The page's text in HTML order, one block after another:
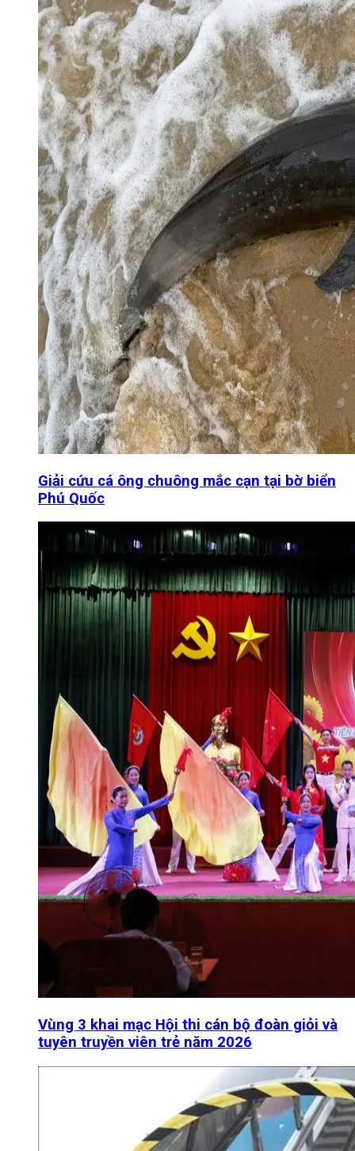
Giải cứu cá ông chuông mắc cạn tại bờ biển
Phú Quốc
Vùng 3 khai mạc Hội thi cán bộ đoàn giỏi và
tuyên truyền viên trẻ năm 2026